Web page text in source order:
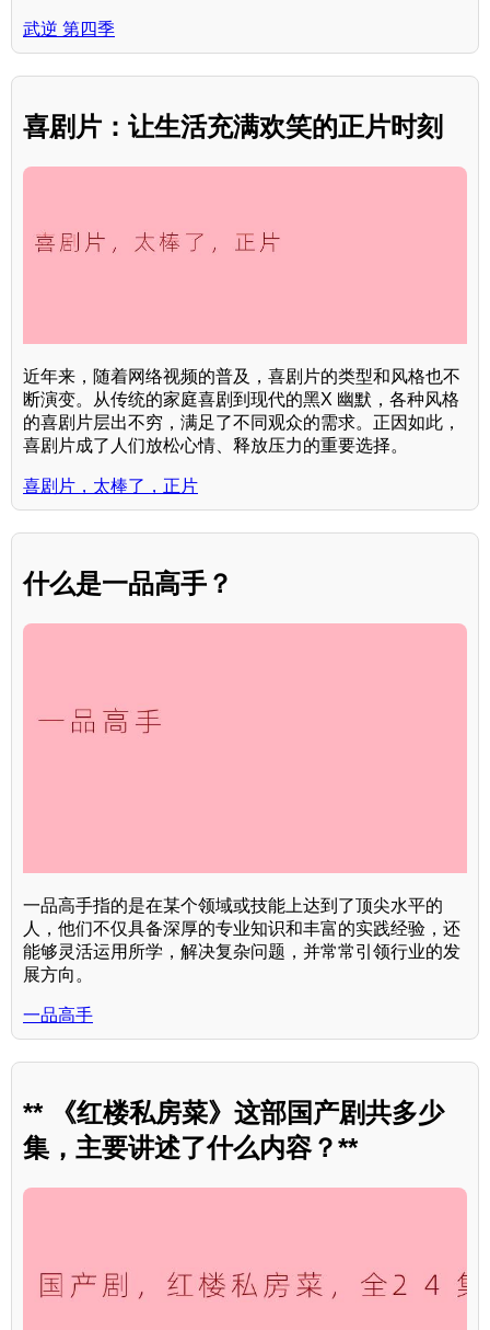
武逆 第四季
喜剧片：让生活充满欢笑的正片时刻
近年来，随着网络视频的普及，喜剧片的类型和风格也不
断演变。从传统的家庭喜剧到现代的黑X 幽默，各种风格
的喜剧片层出不穷，满足了不同观众的需求。正因如此，
喜剧片成了人们放松心情、释放压力的重要选择。
喜剧片，太棒了，正片
什么是一品高手？
一品高手指的是在某个领域或技能上达到了顶尖水平的
人，他们不仅具备深厚的专业知识和丰富的实践经验，还
能够灵活运用所学，解决复杂问题，并常常引领行业的发
展方向。
一品高手
** 《红楼私房菜》这部国产剧共多少
集，主要讲述了什么内容？**